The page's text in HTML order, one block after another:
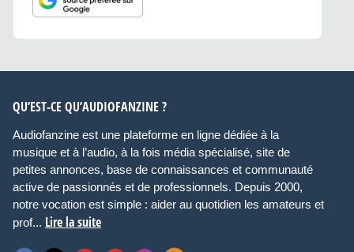
QU’EST-CE QU’AUDIOFANZINE ?
Audiofanzine est une plateforme en ligne dédiée à la
musique et à l’audio, à la fois média spécialisé, site de
petites annonces, base de connaissances et communauté
active de passionnés et de professionnels. Depuis 2000,
notre vocation est simple : aider au quotidien les amateurs et
prof... Lire la suite